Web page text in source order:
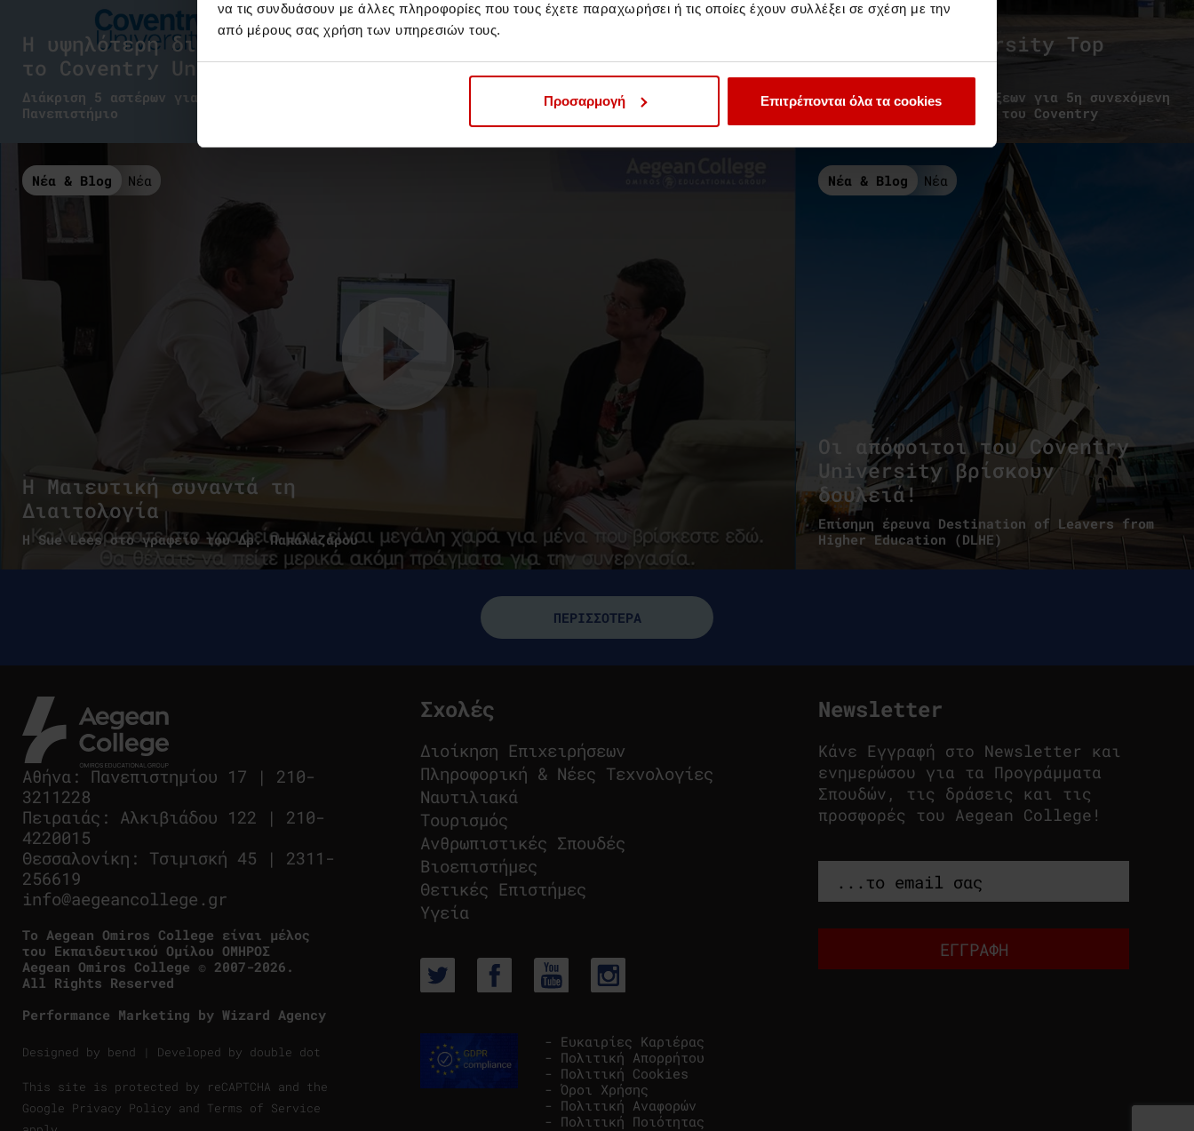
να τις συνδυάσουν με άλλες πληροφορίες που τους έχετε παραχωρήσει ή τις οποίες έχουν συλλέξει σε σχέση με την
από μέρους σας χρήση των υπηρεσιών τους.
Προσαρμογή Επιτρέπονται όλα τα cookies
Η υψηλότερη διάκριση για
το Coventry University
Διάκριση 5 αστέρων για το Συνεργαζόμενο
Πανεπιστήμιο
Σπουδές Διαιτολογίας και
Ο Δρ. Παπαλαζάρου εξηγεί τη σημασία της
Πρακτικής Άσκησης στην Επιστήμη της
Coventry University Top
Rankings 2020
Στην κορυφή των κατατάξεων για 5η συνεχόμενη
χρονιά το Πανεπιστήμιο του Coventry
Νέα & Blog Νέα
Η Μαιευτική συναντά τη
Διαιτολογία
Η Sue Lees στο γραφείο του Δρ. Παπαλαζάρου
Νέα & Blog Νέα
Οι απόφοιτοι του Coventry
University βρίσκουν
δουλειά!
Επίσημη έρευνα Destination of Leavers from
Higher Education (DLHE)
ΠΕΡΙΣΣΟΤΕΡΑ
Αθήνα : Πανεπιστημίου 17 | 210-
3211228
Πειραιάς : Αλκιβιάδου 122 | 210-
4220015
Θεσσαλονίκη : Τσιμισκή 45 | 2311-
256619
info@aegeancollege.gr
Tο Aegean Omiros College είναι μέλος
του Εκπαιδευτικού Ομίλου ΟΜΗΡΟΣ
Aegean Omiros College © 2007-2026.
All Rights Reserved
Performance Marketing by Wizard Agency
Designed by bend | Developed by double dot
This site is protected by reCAPTCHA and the
Google Privacy Policy and Terms of Service
Σχολές
Διοίκηση Επιχειρήσεων
Πληροφορική & Νέες Τεχνολογίες
Ναυτιλιακά
Τουρισμός
Ανθρωπιστικές Σπουδές
Βιοεπιστήμες
Θετικές Επιστήμες
Υγεία
- Ευκαιρίες Καριέρας
- Πολιτική Απορρήτου
- Πολιτική Cookies
- Όροι Χρήσης
- Πολιτική Αναφορών
- Πολιτική Ποιότητας
Newsletter
Κάνε Εγγραφή στο Newsletter και
ενημερώσου για τα Προγράμματα
Σπουδών, τις δράσεις και τις
προσφορές του Aegean College!